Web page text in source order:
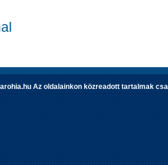
Az oldalainkon közreadott tartalmak